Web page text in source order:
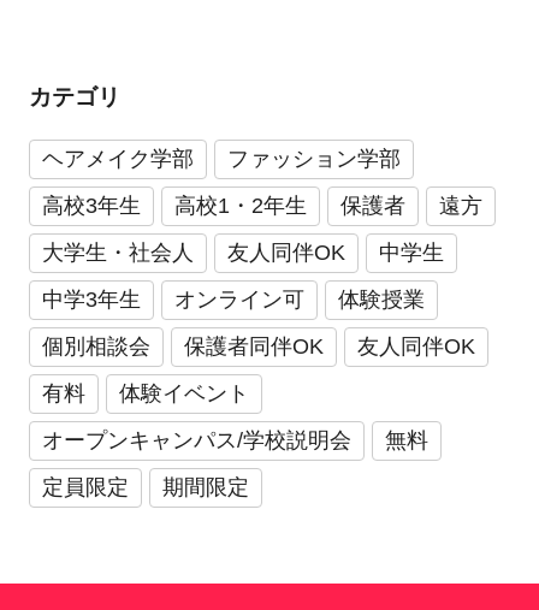
カテゴリ
ヘアメイク学部
ファッション学部
高校3年生
高校1・2年生 保護者
遠方
大学生・社会人
友人同伴OK
中学生
中学3年生
オンライン可
体験授業
個別相談会
保護者同伴OK
友人同伴OK
有料
体験イベント
オープンキャンパス/学校説明会
無料
定員限定
期間限定